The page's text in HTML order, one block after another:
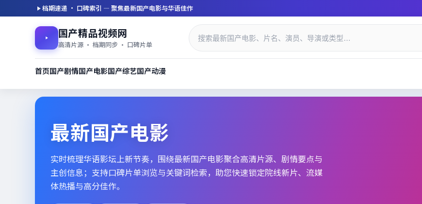
档期速递 · 口碑索引 — 聚焦最新国产电影与华语佳作
国产精品视频网
高清片源 · 档期同步 · 口碑片单
首页国产剧情国产电影国产综艺国产动漫
最新国产电影_高清片单档期速递与口碑索引_国产精品视频网
最新国产电影
实时梳理华语影坛上新节奏，围绕最新国产电影聚合高清片源、剧情要点与
主创信息；支持口碑片单浏览与关键词检索，助您快速锁定院线新片、流媒
体热播与高分佳作。